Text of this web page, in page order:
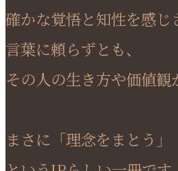
確かな覚悟と知性を感じ
言葉に頼らずとも、
その人の生き方や価値観
まさに「理念をまとう」